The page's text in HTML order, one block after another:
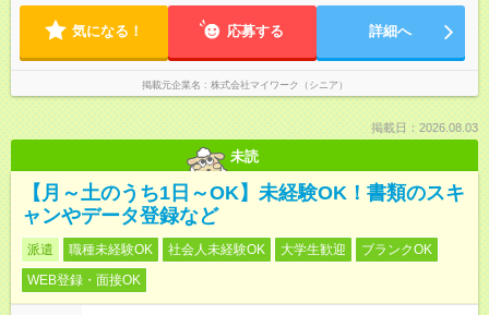
気になる！ 応募する 詳細へ
掲載元企業名 株式会社マイワーク（シニア）
掲載日：2026.08.03
未読
【月～土のうち1日～OK】未経験OK！書類のスキ
ャンやデータ登録など
派遣 職種未経験OK 社会人未経験OK 大学生歓迎
ブランクOK
WEB登録・面接OK